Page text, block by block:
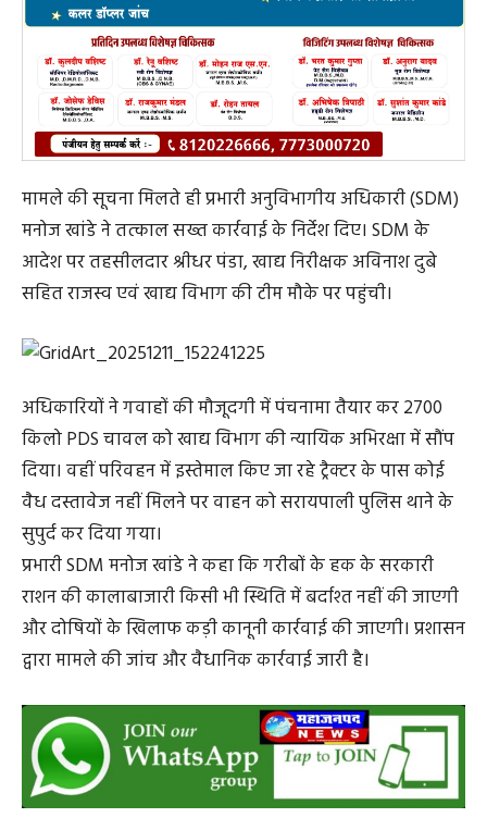
मामले की सूचना मिलते ही प्रभारी अनुविभागीय अधिकारी (SDM)
मनोज खांडे ने तत्काल सख्त कार्रवाई के निर्देश दिए। SDM के
आदेश पर तहसीलदार श्रीधर पंडा, खाद्य निरीक्षक अविनाश दुबे
सहित राजस्व एवं खाद्य विभाग की टीम मौके पर पहुंची।
अधिकारियों ने गवाहों की मौजूदगी में पंचनामा तैयार कर 2700
किलो PDS चावल को खाद्य विभाग की न्यायिक अभिरक्षा में सौंप
दिया। वहीं परिवहन में इस्तेमाल किए जा रहे ट्रैक्टर के पास कोई
वैध दस्तावेज नहीं मिलने पर वाहन को सरायपाली पुलिस थाने के
सुपुर्द कर दिया गया।
प्रभारी SDM मनोज खांडे ने कहा कि गरीबों के हक के सरकारी
राशन की कालाबाजारी किसी भी स्थिति में बर्दाश्त नहीं की जाएगी
और दोषियों के खिलाफ कड़ी कानूनी कार्रवाई की जाएगी। प्रशासन
द्वारा मामले की जांच और वैधानिक कार्रवाई जारी है।